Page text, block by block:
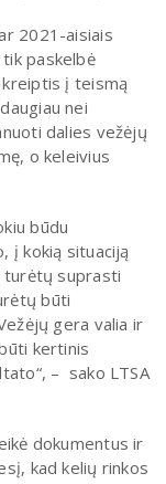
2021-aisiais
paskelbė
kreiptis į teismą
nei
dalies vežėjų
o keleivius
būdu
į kokią situaciją
turėtų suprasti
būti
gera valia ir
kertinis
– sako LTSA
dokumentus ir
kad kelių rinkos